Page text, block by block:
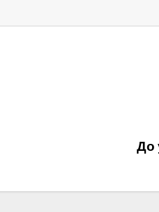
До